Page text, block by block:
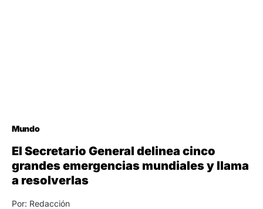
Mundo
El Secretario General delinea cinco
grandes emergencias mundiales y llama
a resolverlas
Por: Redacción